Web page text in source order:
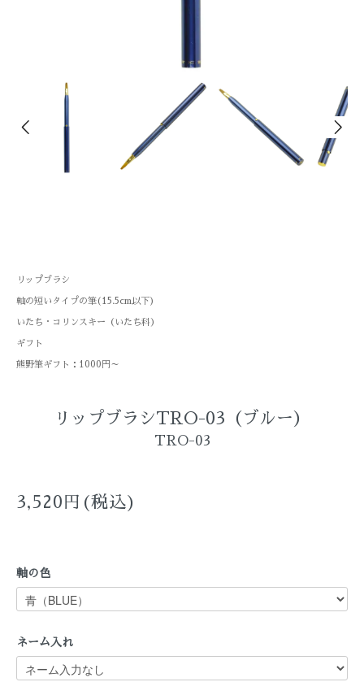
リップブラシ
軸の短いタイプの筆(15.5cm以下)
いたち・コリンスキー（いたち科）
ギフト
熊野筆ギフト：1000円～
リップブラシTRO-03（ブルー）
TRO-03
3,520円(税込)
軸の色
ネーム入れ